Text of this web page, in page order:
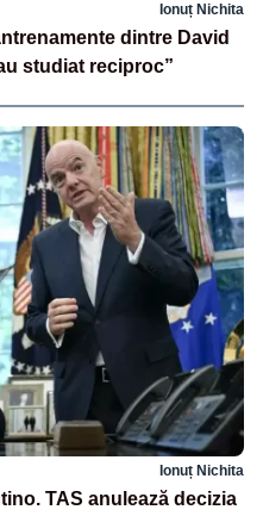
Ionuț Nichita
dintre David
studiat reciproc”
Ionuț Nichita
TAS anulează decizia